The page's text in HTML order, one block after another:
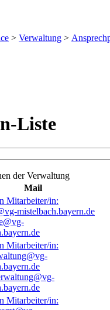
> Verwaltung >
Liste
der Verwaltung
Mail